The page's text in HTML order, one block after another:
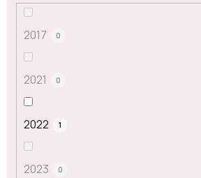
2017 0
2021 0
2022 1
2023 0